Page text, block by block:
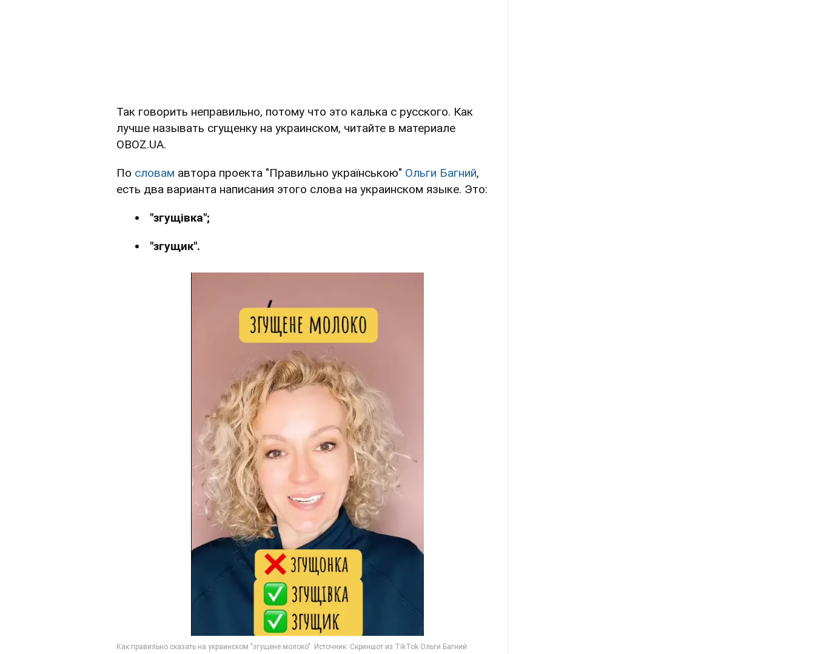
Так говорить неправильно, потому что это калька с русского. Как
лучше называть сгущенку на украинском, читайте в материале
OBOZ.UA.
По словам автора проекта "Правильно українською" Ольги Багний,
есть два варианта написания этого слова на украинском языке. Это:
"згущівка";
"згущик".